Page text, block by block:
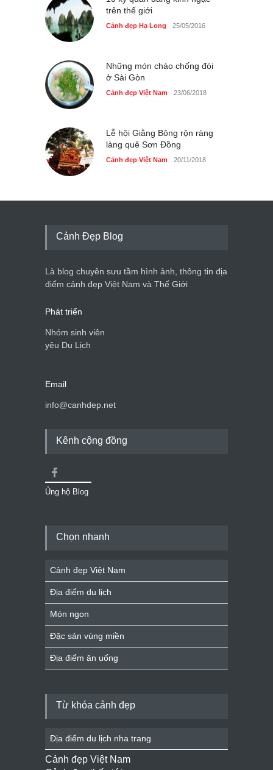
trên thế giới
Cảnh đẹp Hạ Long 25/05/2016
Những món cháo chống đói
ở Sài Gòn
Cảnh đẹp Việt Nam 23/06/2018
Lễ hội Giằng Bông rộn ràng
làng quê Sơn Đồng
Cảnh đẹp Việt Nam 20/11/2018
Cảnh Đẹp Blog
Là blog chuyên sưu tầm hình ảnh, thông tin địa
điểm cảnh đẹp Việt Nam và Thế Giới
Phát triển
Nhóm sinh viên
yêu Du Lịch
Email
info@canhdep.net
Kênh cộng đồng
Ủng hộ Blog
Chọn nhanh
Cảnh đẹp Việt Nam
Địa điểm du lịch
Món ngon
Đặc sản vùng miền
Địa điểm ăn uống
Từ khóa cảnh đẹp
Địa điểm du lịch nha trang
Cảnh đẹp Việt Nam